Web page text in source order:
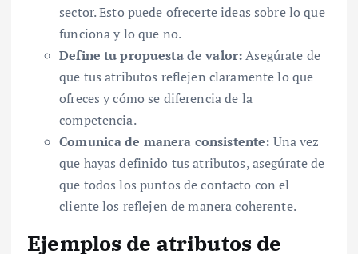
sector. Esto puede ofrecerte ideas sobre lo que
funciona y lo que no.
Define tu propuesta de valor:Asegúrate de
que tus atributos reflejen claramente lo que
ofreces y cómo se diferencia de la
competencia.
Comunica de manera consistente: Una vez
que hayas definido tus atributos, asegúrate de
que todos los puntos de contacto con el
cliente los reflejen de manera coherente.
Ejemplos de atributos de